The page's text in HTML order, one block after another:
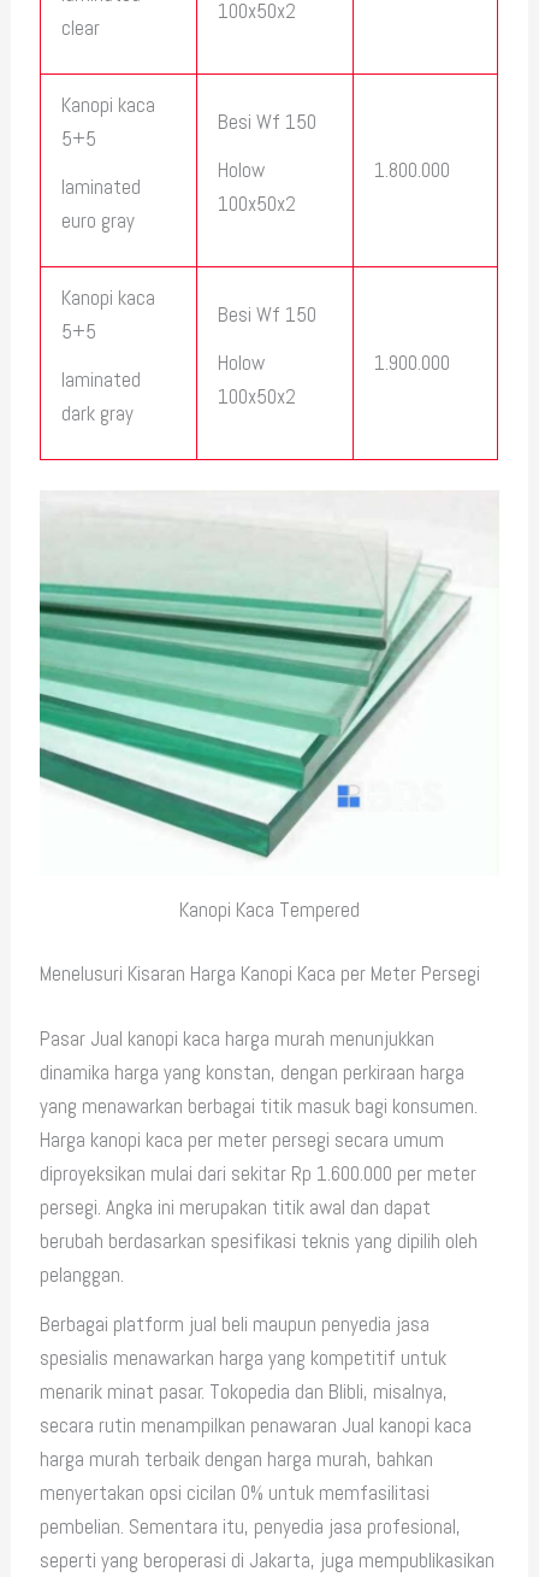
clear
100x50x2
Kanopi kaca
5+5
laminated
euro gray
Besi Wf 150
Holow
100x50x2
1.800.000
Kanopi kaca
5+5
laminated
dark gray
Besi Wf 150
Holow
100x50x2
1.900.000
Kanopi Kaca Tempered
Menelusuri Kisaran Harga Kanopi Kaca per Meter Persegi
Pasar Jual kanopi kaca harga murah menunjukkan
dinamika harga yang konstan, dengan perkiraan harga
yang menawarkan berbagai titik masuk bagi konsumen.
Harga kanopi kaca per meter persegi secara umum
diproyeksikan mulai dari sekitar Rp 1.600.000 per meter
persegi. Angka ini merupakan titik awal dan dapat
berubah berdasarkan spesifikasi teknis yang dipilih oleh
pelanggan.
Berbagai platform jual beli maupun penyedia jasa
spesialis menawarkan harga yang kompetitif untuk
menarik minat pasar. Tokopedia dan Blibli, misalnya,
secara rutin menampilkan penawaran Jual kanopi kaca
harga murah terbaik dengan harga murah, bahkan
menyertakan opsi cicilan 0% untuk memfasilitasi
pembelian. Sementara itu, penyedia jasa profesional,
seperti yang beroperasi di Jakarta, juga mempublikasikan